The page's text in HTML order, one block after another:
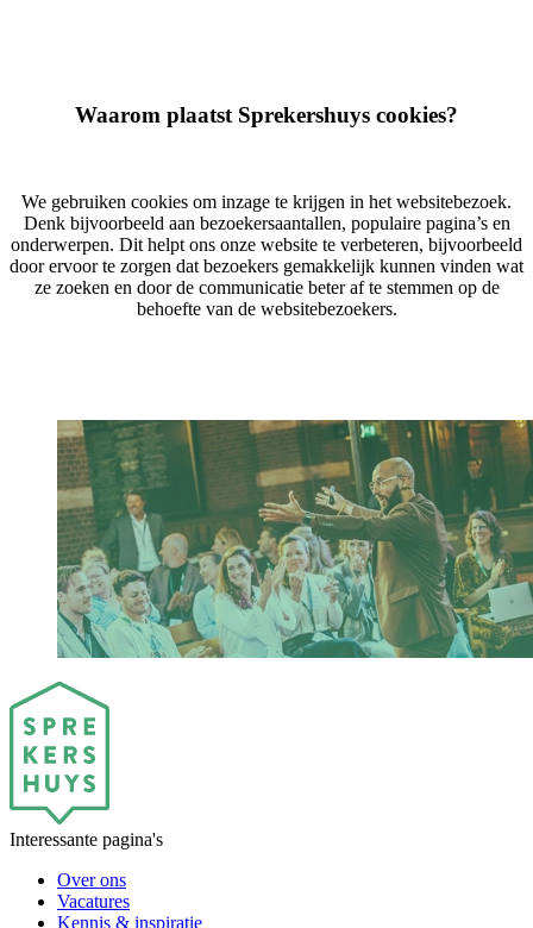
Waarom plaatst Sprekershuys cookies?
We gebruiken cookies om inzage te krijgen in het websitebezoek.
Denk bijvoorbeeld aan bezoekersaantallen, populaire pagina’s en
onderwerpen. Dit helpt ons onze website te verbeteren, bijvoorbeeld
door ervoor te zorgen dat bezoekers gemakkelijk kunnen vinden wat
ze zoeken en door de communicatie beter af te stemmen op de
behoefte van de websitebezoekers.
Interessante pagina's
Over ons
Vacatures
Kennis & inspiratie